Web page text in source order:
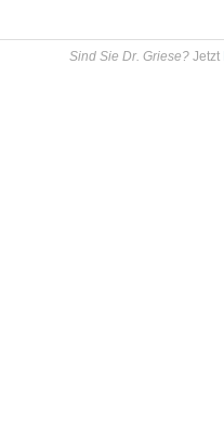
Sind Sie Dr. Griese? Jetzt